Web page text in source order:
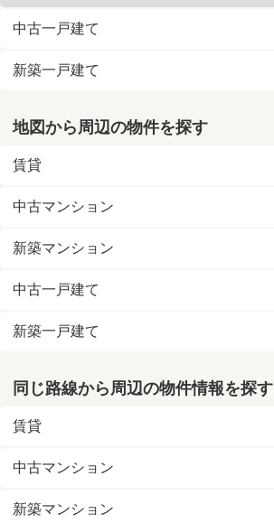
中古一戸建て
新築一戸建て
地図から周辺の物件を探す
賃貸
中古マンション
新築マンション
中古一戸建て
新築一戸建て
同じ路線から周辺の物件情報を探す
賃貸
中古マンション
新築マンション